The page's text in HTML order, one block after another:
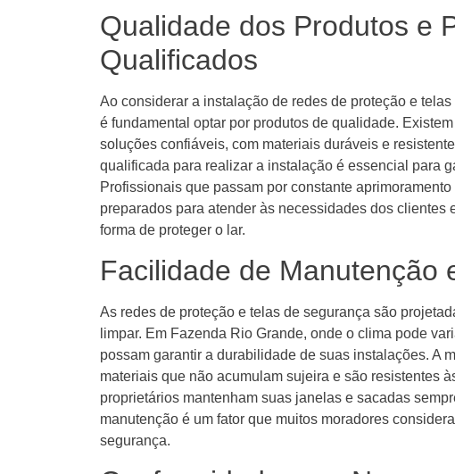
Qualidade dos Produtos e
Qualificados
Ao considerar a instalação de redes de proteção e
é fundamental optar por produtos de qualidade.
soluções confiáveis, com materiais duráveis e
qualificada para realizar a instalação é essencial para
Profissionais que passam por constante
preparados para atender às necessidades dos clientes
forma de proteger o lar.
Facilidade de Manutenção
As redes de proteção e telas de segurança são
limpar. Em Fazenda Rio Grande, onde o clima pode
possam garantir a durabilidade de suas instalações. A
materiais que não acumulam sujeira e são resistentes
proprietários mantenham suas janelas e sacadas
manutenção é um fator que muitos moradores
segurança.